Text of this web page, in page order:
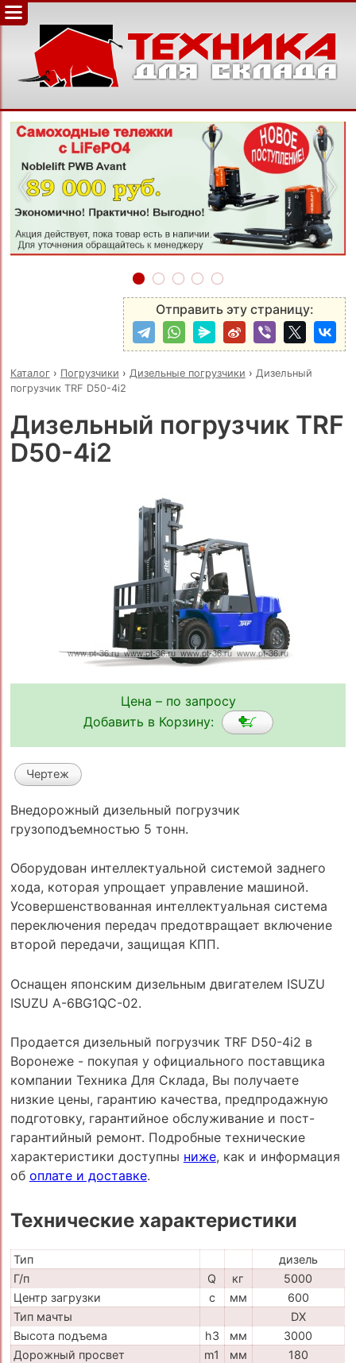
‹ ›
Отправить эту страницу:
Каталог› Погрузчики › Дизельные погрузчики › Дизельный
погрузчик TRF D50-4i2
Дизельный погрузчик TRF
D50-4i2
Цена – по запросу
Добавить в Корзину:
Чертеж
Внедорожный дизельный погрузчик
грузоподъемностью 5 тонн.
Оборудован интеллектуальной системой заднего
хода, которая упрощает управление машиной.
Усовершенствованная интеллектуальная система
переключения передач предотвращает включение
второй передачи, защищая КПП.
Оснащен японским дизельным двигателем ISUZU
ISUZU A-6BG1QC-02.
Продается дизельный погрузчик TRF D50-4i2 в
Воронеже - покупая у официального поставщика
компании Техника Для Склада, Вы получаете
низкие цены, гарантию качества, предпродажную
подготовку, гарантийное обслуживание и пост-
гарантийный ремонт. Подробные технические
характеристики доступны ниже, как и информация
об оплате и доставке.
Технические характеристики
Тип
дизель
Г/п
Q кг
5000
Центр загрузки
c мм
600
Тип мачты
DX
Высота подъема
h3 мм
3000
Дорожный просвет
m1 мм
180